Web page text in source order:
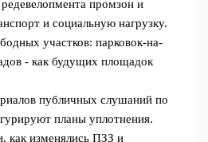
промзон и
и социальную нагрузку.
участков: парковок-на-
- как будущих площадок
публичных слушаний по
планы уплотнения.
как изменялись ПЗЗ и